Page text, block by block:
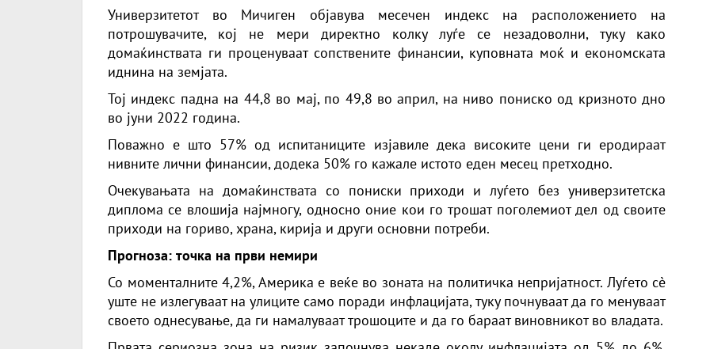
Универзитетот во Мичиген објавува месечен индекс на расположението на
потрошувачите, кој не мери директно колку луѓе се незадоволни, туку како
домаќинствата ги проценуваат сопствените финансии, куповната моќ и економската
иднина на земјата.
Тој индекс падна на 44,8 во мај, по 49,8 во април, на ниво пониско од кризното дно
во јуни 2022 година.
Поважно е што 57% од испитаниците изјавиле дека високите цени ги еродираат
нивните лични финансии, додека 50% го кажале истото еден месец претходно.
Очекувањата на домаќинствата со пониски приходи и луѓето без универзитетска
диплома се влошија најмногу, односно оние кои го трошат поголемиот дел од своите
приходи на гориво, храна, кирија и други основни потреби.
Прогноза: точка на први немири
Со моменталните 4,2%, Америка е веќе во зоната на политичка непријатност. Луѓето сè
уште не излегуваат на улиците само поради инфлацијата, туку почнуваат да го менуваат
своето однесување, да ги намалуваат трошоците и да го бараат виновникот во владата.